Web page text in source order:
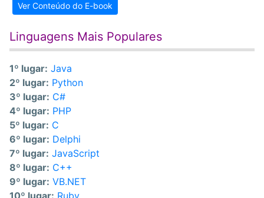
Ver Conteúdo do E-book
Linguagens Mais Populares
1º lugar: Java
2º lugar: Python
3º lugar: C#
4º lugar: PHP
5º lugar: C
6º lugar: Delphi
7º lugar: JavaScript
8º lugar: C++
9º lugar: VB.NET
10º lugar: Ruby